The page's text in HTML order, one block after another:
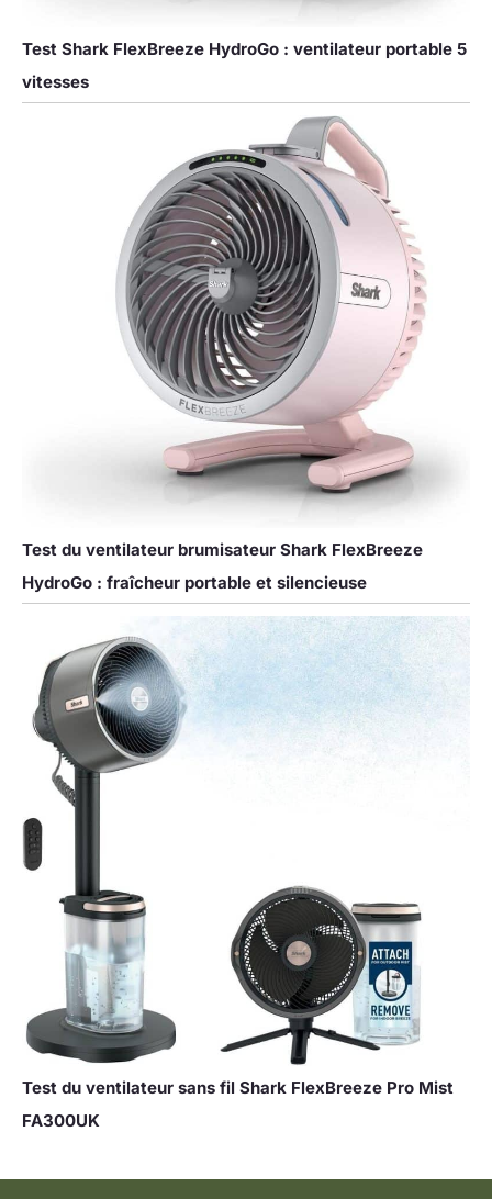
Test Shark FlexBreeze HydroGo : ventilateur portable 5
vitesses
Test du ventilateur brumisateur Shark FlexBreeze
HydroGo : fraîcheur portable et silencieuse
Test du ventilateur sans fil Shark FlexBreeze Pro Mist
FA300UK